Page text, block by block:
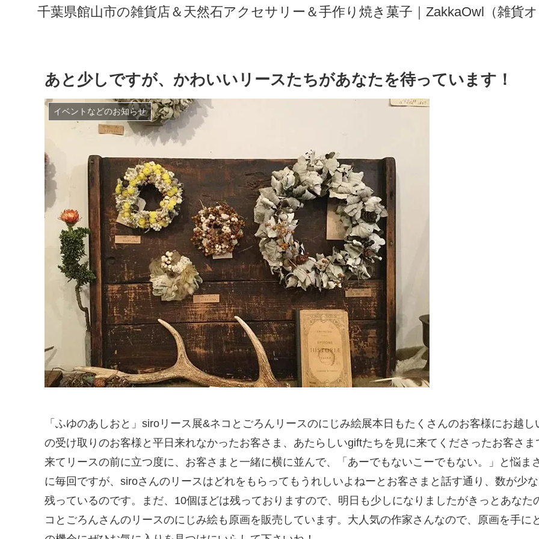
千葉県館山市の雑貨店＆天然石アクセサリー＆手作り焼き菓子｜ZakkaOwl（雑貨
あと少しですが、かわいいリースたちがあなたを待っています！
イベントなどのお知らせ
「ふゆのあしおと」siroリース展&ネコとごろんリースのにじみ絵展本日もたくさんのお客様にお越
の受け取りのお客様と平日来れなかったお客さま、あたらしいgiftたちを見に来てくださったお客さ
来てリースの前に立つ度に、お客さまと一緒に横に並んで、「あーでもないこーでもない。」と悩ま
に毎回ですが、siroさんのリースはどれをもらってもうれしいよねーとお客さまと話す通り、数が少
残っているのです。まだ、10個ほどは残っておりますので、明日も少しになりましたがきっとあな
コとごろんさんのリースのにじみ絵も原画を販売しています。大人気の作家さんなので、原画を手に